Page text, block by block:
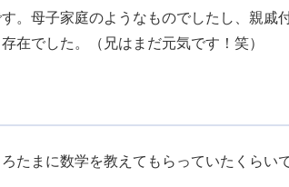
。母子家庭のようなものでしたし、親戚
在でした。（兄はまだ元気です！笑）
たまに数学を教えてもらっていたくらい